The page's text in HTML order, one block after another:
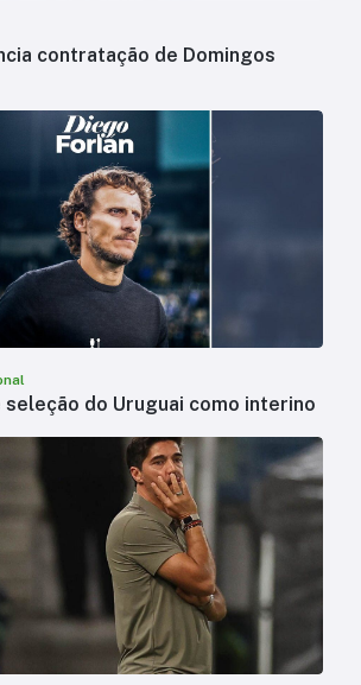
contratação de Domingos
seleção do Uruguai como interino